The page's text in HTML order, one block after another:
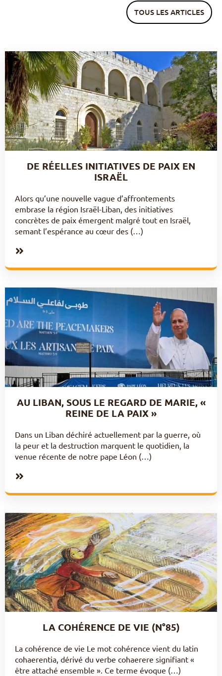
TOUS LES ARTICLES
DE RÉELLES INITIATIVES DE PAIX EN
ISRAËL
Alors qu’une nouvelle vague d’affrontements
embrase la région Israël-Liban, des initiatives
concrètes de paix émergent malgré tout en Israël,
semant l’espérance au cœur des (…)
AU LIBAN, SOUS LE REGARD DE MARIE, «
REINE DE LA PAIX »
Dans un Liban déchiré actuellement par la guerre, où
la peur et la destruction marquent le quotidien, la
venue récente de notre pape Léon (…)
LA COHÉRENCE DE VIE (N°85)
La cohérence de vie Le mot cohérence vient du latin
cohaerentia, dérivé du verbe cohaerere signifiant «
être attaché ensemble ». Ce terme évoque (…)